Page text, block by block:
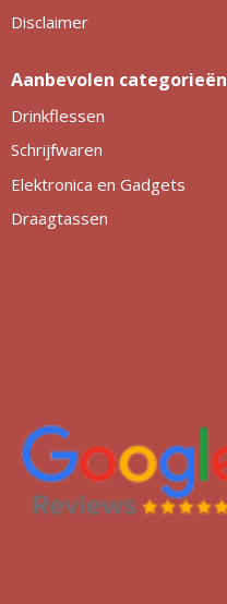
Disclaimer
Aanbevolen categorieën
Drinkflessen
Schrijfwaren
Elektronica en Gadgets
Draagtassen